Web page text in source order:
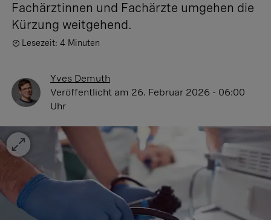
Fachärztinnen und Fachärzte umgehen die
Kürzung weitgehend.
Lesezeit: 4 Minuten
Yves Demuth
Veröffentlicht am 26. Februar 2026 - 06:00
Uhr